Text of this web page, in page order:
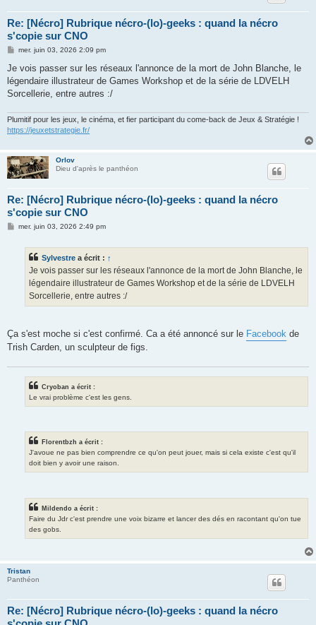
Re: [Nécro] Rubrique nécro-(lo)-geeks : quand la nécro
s'copie sur CNO
M
s
a
g
mer. juin 03, 2026 2:09 pm
Je vois passer sur les réseaux l'annonce de la mort de John Blanche, le
légendaire illustrateur de Games Workshop et de la série de LDVELH
Sorcellerie, entre autres :/
Plumitif pour les jeux, le cinéma, et fier participant du come-back de Jeux & Stratégie !
https://jeuxetstrategie.fr/
Orlov
Dieu d'après le panthéon
Re: [Nécro] Rubrique nécro-(lo)-geeks : quand la nécro
s'copie sur CNO
Mmer. juin 03, 2026 2:49 pm
Sylvestre a écrit : ↑
Je vois passer sur les réseaux l'annonce de la mort de John Blanche, le
légendaire illustrateur de Games Workshop et de la série de LDVELH
Sorcellerie, entre autres :/
Ça s'est moche si c'est confirmé. Ca a été annoncé sur le Facebook de
Trish Carden, un sculpteur de figs.
Cryoban a écrit :
Le vrai problème c'est les gens.
Florentbzh a écrit :
J'avoue ne pas bien comprendre ce qu'on peut jouer, mais si cela existe c'est qu'il
doit bien y avoir une raison.
Mildendo a écrit :
Faire du Jdr c'est prendre une voix bizarre et lancer des dés en racontant qu'on tue
des gobs.
Tristan
Panthéon
Re: [Nécro] Rubrique nécro-(lo)-geeks : quand la nécro